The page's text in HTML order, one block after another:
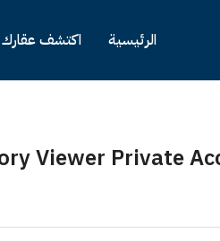
الرئيسية اكتشف عقارك
Viewer Private